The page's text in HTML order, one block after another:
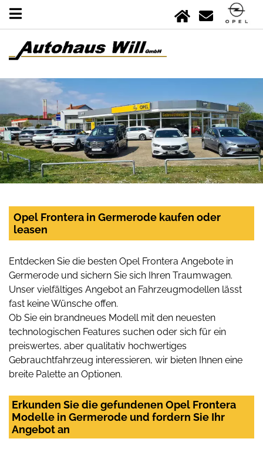
Opel Frontera in Germerode kaufen oder
leasen
Entdecken Sie die besten Opel Frontera Angebote in
Germerode und sichern Sie sich Ihren Traumwagen.
Unser vielfältiges Angebot an Fahrzeugmodellen lässt
fast keine Wünsche offen.
Ob Sie ein brandneues Modell mit den neuesten
technologischen Features suchen oder sich für ein
preiswertes, aber qualitativ hochwertiges
Gebrauchtfahrzeug interessieren, wir bieten Ihnen eine
breite Palette an Optionen.
Erkunden Sie die gefundenen Opel Frontera
Modelle in Germerode und fordern Sie Ihr
Angebot an